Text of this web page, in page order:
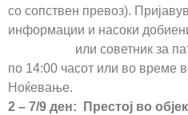
со сопствен превоз).
информации и насоки
или советник за
по 14:00 часот или во време
Ноќевање.
2 – 7/9 ден: Престој во